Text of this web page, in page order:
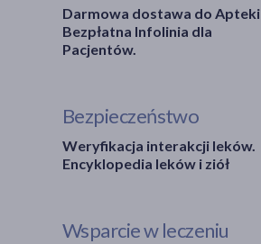
Darmowa dostawa do Apteki
Bezpłatna Infolinia dla
Pacjentów.
Bezpieczeństwo
Weryfikacja interakcji leków.
Encyklopedia leków i ziół
Wsparcie w leczeniu